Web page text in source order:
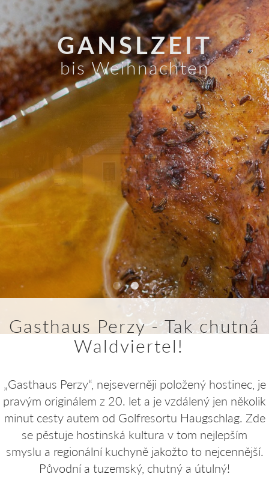
GANSLZEIT
bis Weihnachten
Gasthaus Perzy - Tak chutná
Waldviertel!
„Gasthaus Perzy“, nejseverněji položený hostinec, je
pravým originálem z 20. let a je vzdálený jen několik
minut cesty autem od Golfresortu Haugschlag. Zde
se pěstuje hostinská kultura v tom nejlepším
smyslu a regionální kuchyně jakožto to nejcennější.
Původní a tuzemský, chutný a útulný!